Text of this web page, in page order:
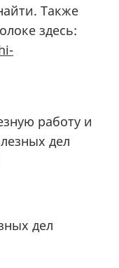
Также
здесь:
работу и
дел
дел